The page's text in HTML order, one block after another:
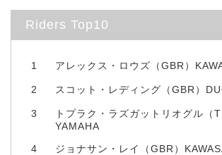
Riders Top10
1 アレックス・ロウズ（GBR）
2 スコット・レディング（GBR）
3
トプラク・ラズガットリオグル（
YAMAHA
4 ジョナサン・レイ（GBR）